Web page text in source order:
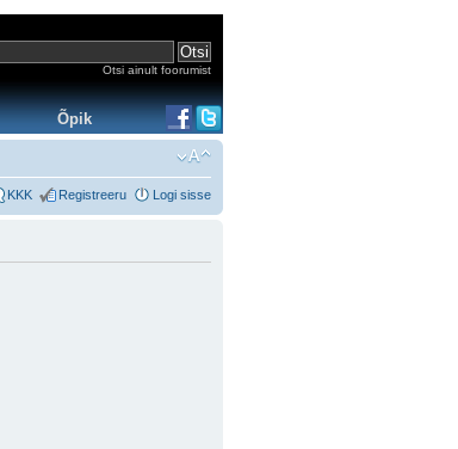
Otsi ainult foorumist
Õpik
KKK Registreeru Logi sisse